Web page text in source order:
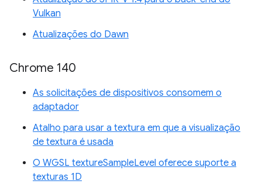
Vulkan
Atualizações do Dawn
Chrome 140
As solicitações de dispositivos consomem o
adaptador
Atalho para usar a textura em que a visualização
de textura é usada
O WGSL textureSampleLevel oferece suporte a
texturas 1D